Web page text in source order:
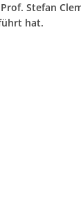
Stefan
hat.